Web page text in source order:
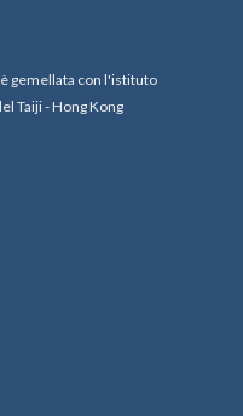
gemellata con l'istituto
Taiji - Hong Kong